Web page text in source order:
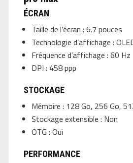
ÉCRAN
Taille de l’écran : 6.7 pouces
Technologie d’affichage :
Fréquence d’affichage : 60 Hz
DPI : 458 ppp
STOCKAGE
Mémoire : 128 Go, 256 Go,
Stockage extensible : Non
OTG : Oui
PERFORMANCE